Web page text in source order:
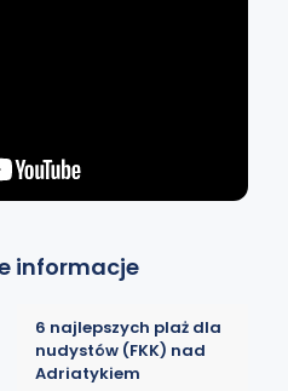
informacje
6 najlepszych plaż dla
nudystów (FKK) nad
Adriatykiem